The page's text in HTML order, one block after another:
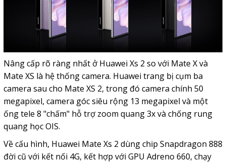
Nâng cấp rõ ràng nhất ở Huawei Xs 2 so với Mate X và
Mate XS là hệ thống camera. Huawei trang bị cụm ba
camera sau cho Mate XS 2, trong đó camera chính 50
megapixel, camera góc siêu rộng 13 megapixel và một
ống tele 8 "chấm" hỗ trợ zoom quang 3x và chống rung
quang học OIS.
Về cấu hình, Huawei Mate Xs 2 dùng chip Snapdragon 888
đời cũ với kết nối 4G, kết hợp với GPU Adreno 660, chạy